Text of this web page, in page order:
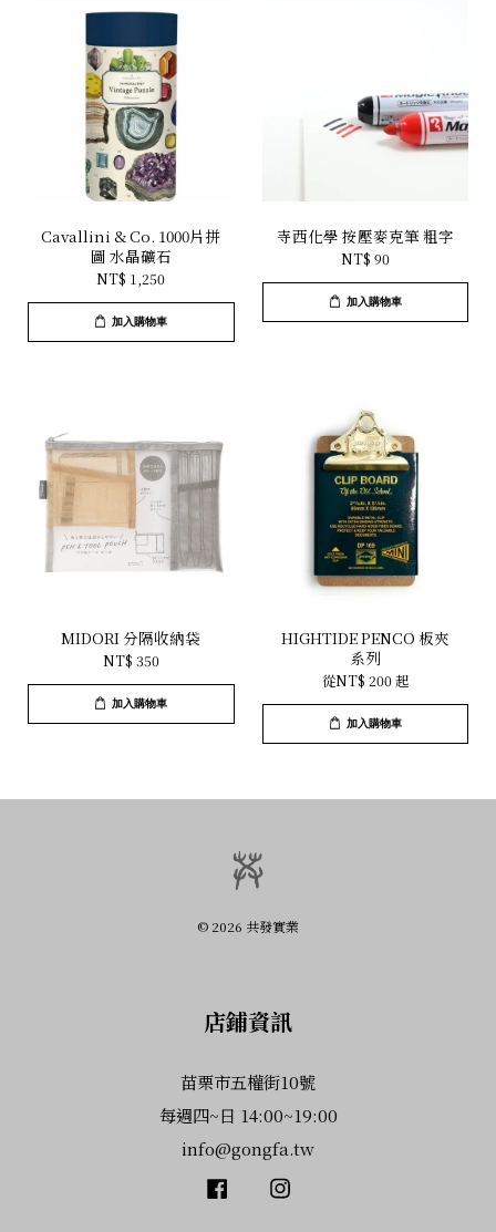
Cavallini & Co. 1000片拼
圖 水晶礦石
NT$ 1,250
加入購物車
寺西化學 按壓麥克筆 粗字
NT$ 90
加入購物車
MIDORI 分隔收納袋
NT$ 350
加入購物車
HIGHTIDE PENCO 板夾
系列
從NT$ 200起
加入購物車
© 2026 共發實業
店鋪資訊
苗栗市五權街10號
每週四~日 14:00~19:00
info@gongfa.tw
Facebook